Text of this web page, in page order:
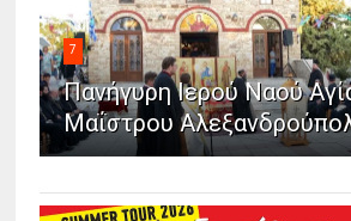
7
Πανήγυρη Ιερού Ναού
Μαΐστρου